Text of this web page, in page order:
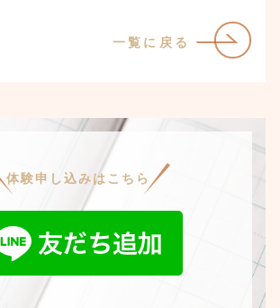
一覧に戻る
体験申し込みはこちら